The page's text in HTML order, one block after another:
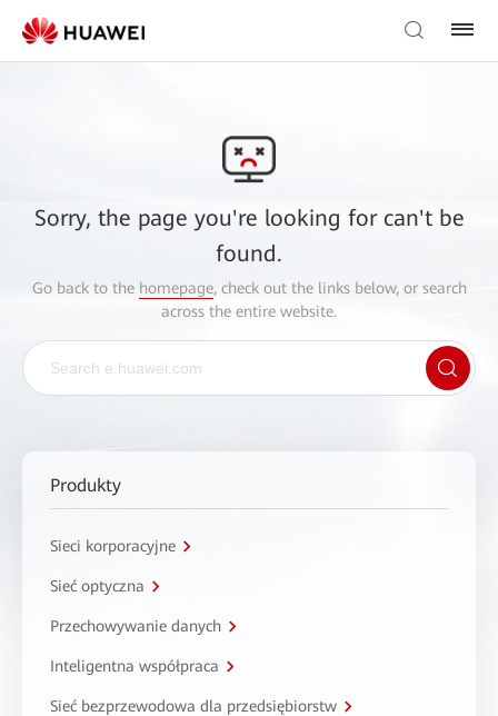
Sorry, the page you're looking for can't be
found.
Go back to the homepage, check out the links below, or search
across the entire website.
Produkty
Sieci korporacyjne
Sieć optyczna
Przechowywanie danych
Inteligentna współpraca
Sieć bezprzewodowa dla przedsiębiorstw